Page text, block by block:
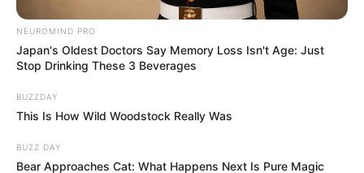
NEUROMIND PRO
Japan's Oldest Doctors Say Memory Loss Isn't Age: Just
Stop Drinking These 3 Beverages
BUZZDAY
This Is How Wild Woodstock Really Was
BUZZ DAY
Bear Approaches Cat: What Happens Next Is Pure Magic